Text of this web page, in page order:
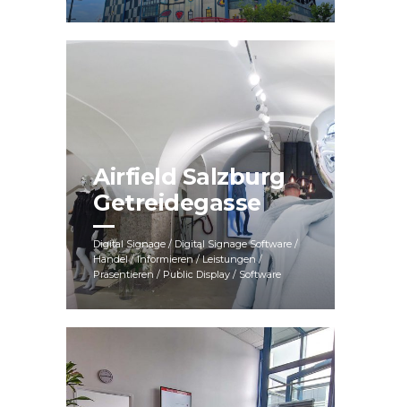
Airfield Salzburg
Getreidegasse
Digital Signage / Digital Signage Software /
Handel / Informieren / Leistungen /
Präsentieren / Public Display / Software